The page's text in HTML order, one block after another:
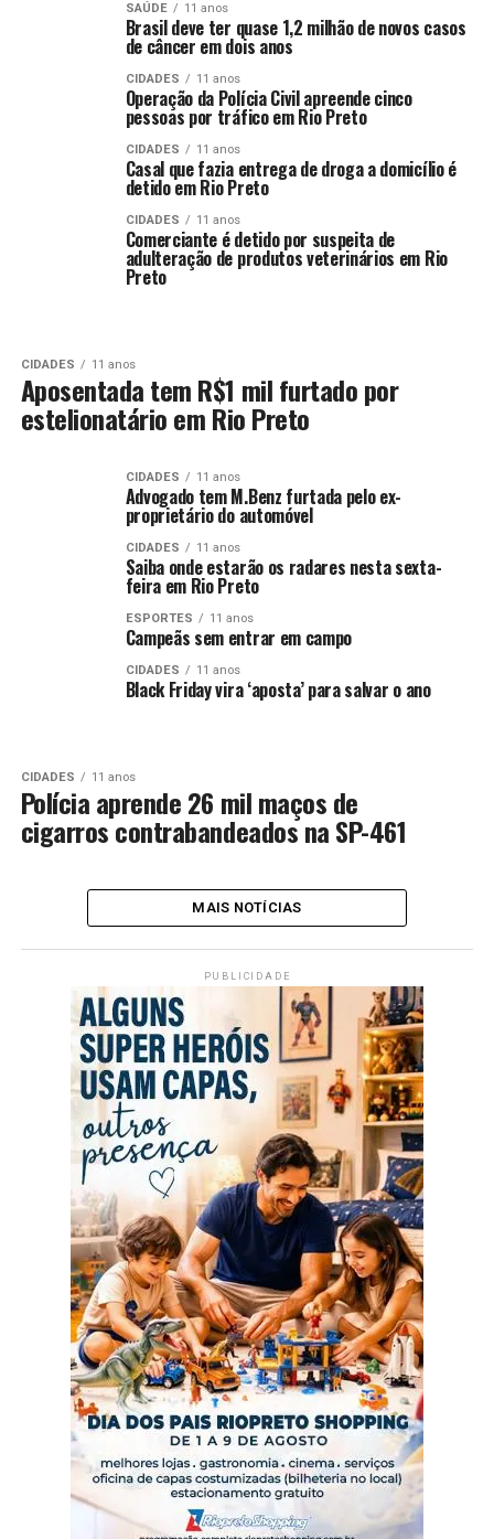
SAÚDE 11 anos
Brasil deve ter quase 1,2 milhão de novos casos
de câncer em dois anos
CIDADES 11 anos
Operação da Polícia Civil apreende cinco
pessoas por tráfico em Rio Preto
CIDADES 11 anos
Casal que fazia entrega de droga a domicílio é
detido em Rio Preto
CIDADES 11 anos
Comerciante é detido por suspeita de
adulteração de produtos veterinários em Rio
Preto
CIDADES 11 anos
Aposentada tem R$1 mil furtado por
estelionatário em Rio Preto
CIDADES 11 anos
Advogado tem M.Benz furtada pelo ex-
proprietário do automóvel
CIDADES 11 anos
Saiba onde estarão os radares nesta sexta-
feira em Rio Preto
ESPORTES 11 anos
Campeãs sem entrar em campo
CIDADES 11 anos
Black Friday vira ‘aposta’ para salvar o ano
CIDADES 11 anos
Polícia aprende 26 mil maços de
cigarros contrabandeados na SP-461
MAIS NOTÍCIAS
PUBLICIDADE